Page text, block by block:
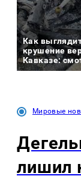
Как
крушение
Кавказе:
Мировые
лишил